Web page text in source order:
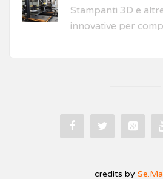
Stampanti 3D e
innovative per
credits by